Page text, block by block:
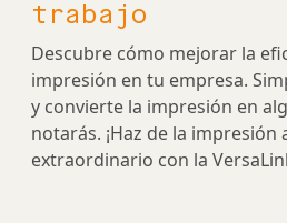
trabajo
Descubre cómo mejorar la
impresión en tu empresa.
y convierte la impresión en
notarás. ¡Haz de la impresión
extraordinario con la